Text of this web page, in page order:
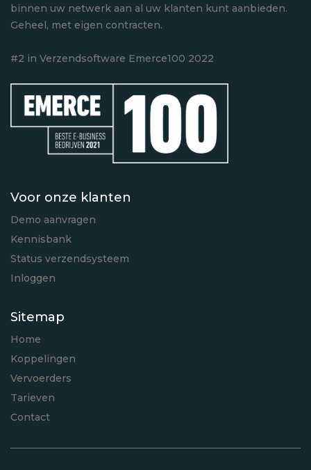
binnen uw netwerk aan al uw klanten kunt aanbieden.
Geheel, met eigen contracten.
#2 in Verzendsoftware Emerce100 2022
Voor onze klanten
Demo aanvragen
Kennisbank
Status verzendsysteem
Inloggen
Sitemap
Home
Koppelingen
Vervoerders
Tarieven
Contact